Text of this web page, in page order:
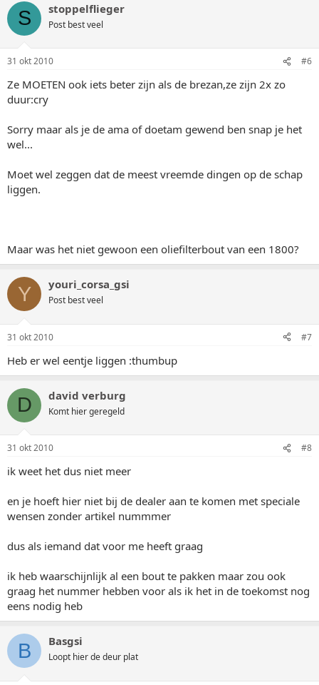
S stoppelflieger
Post best veel
31 okt 2010 #6
Ze MOETEN ook iets beter zijn als de brezan,ze zijn 2x zo
duur:cry
Sorry maar als je de ama of doetam gewend ben snap je het
wel...
Moet wel zeggen dat de meest vreemde dingen op de schap
liggen.
Maar was het niet gewoon een oliefilterbout van een 1800?
Y youri_corsa_gsi
Post best veel
31 okt 2010 #7
Heb er wel eentje liggen :thumbup
D david verburg
Komt hier geregeld
31 okt 2010 #8
ik weet het dus niet meer
en je hoeft hier niet bij de dealer aan te komen met speciale
wensen zonder artikel nummmer
dus als iemand dat voor me heeft graag
ik heb waarschijnlijk al een bout te pakken maar zou ook
graag het nummer hebben voor als ik het in de toekomst nog
eens nodig heb
B Basgsi
Loopt hier de deur plat